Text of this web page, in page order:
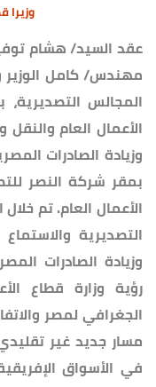
وزيرا
عقد السيد/ هشام
مهندس/ كامل الوزير
المجالس
الأعمال العام
وزيادة الصادرات
بمقر شركة النصر
الأعمال العام. تم
التصديرية
وزيادة الصادرات
رؤية وزارة قطاع
الجغرافي لمصر
مسار جديد غير
في الأسواق